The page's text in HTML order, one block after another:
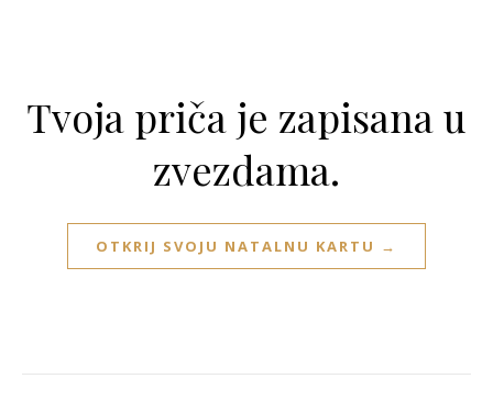
Tvoja priča je zapisana u
zvezdama.
OTKRIJ SVOJU NATALNU KARTU →